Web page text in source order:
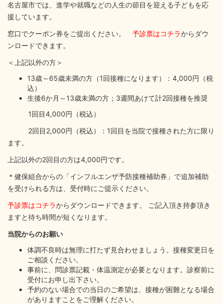
名古屋市では、進学や就職などの人生の節目を迎える子どもを応
援しています。
窓口でクーポン券をご提出ください。 予診票はコチラからダウ
ンロードできます。
＜上記以外の方＞
13歳～65歳未満の方（1回接種になります）：4,000円（税
込）
生後6か月～13歳未満の方；3週間あけて計2回接種を推奨
1回目4,000円（税込）
2回目2,000円（税込）：1回目を当院で接種された方に限り
ます。
上記以外の2回目の方は4,000円です。
＊健保組合からの「インフルエンザ予防接種補助券」で追加補助
を受けられる方は、受付時にご提示ください。
予診票はコチラからダウンロードできます。 ご記入頂き持参頂き
ますと待ち時間が短くなります。
当院からのお願い
体調不良時は無理に打たず見合わせましょう。接種変更日を
ご相談ください。
事前に、問診票記載・体温測定が必要となります。診察前に
受付にお申し出下さい。
予約のない場合での当日のご希望は、接種が困難となる場合
がありますことをご理解ください。